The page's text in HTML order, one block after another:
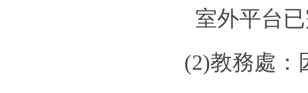
室外平台
(2)教務處：